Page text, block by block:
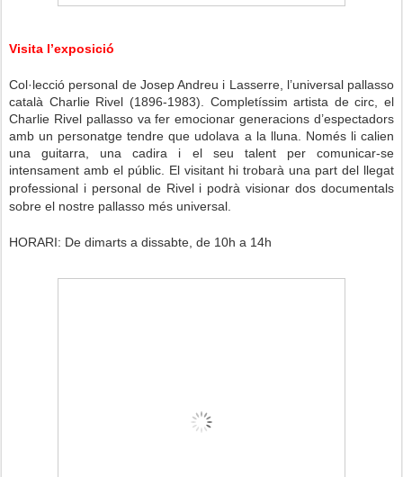
Visita l’exposició
Col·lecció personal de Josep Andreu i Lasserre, l’universal pallasso
català Charlie Rivel (1896-1983). Completíssim artista de circ, el
Charlie Rivel pallasso va fer emocionar generacions d’espectadors
amb un personatge tendre que udolava a la lluna. Només li calien
una guitarra, una cadira i el seu talent per comunicar-se
intensament amb el públic. El visitant hi trobarà una part del llegat
professional i personal de Rivel i podrà visionardos documentals
sobre el nostre pallasso més universal.
HORARI: De dimarts a dissabte, de 10h a 14h